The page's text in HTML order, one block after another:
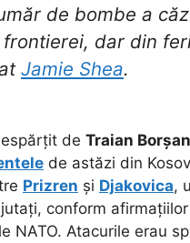
de bombe a
dar din
Jamie Shea.
de Traian Borșan
de astăzi din
Prizren și Djakovica,
conform
NATO. Atacurile erau